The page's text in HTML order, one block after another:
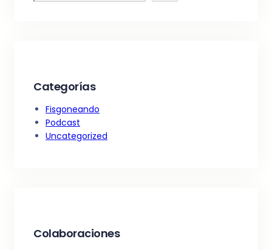
Categorías
Fisgoneando
Podcast
Uncategorized
Colaboraciones